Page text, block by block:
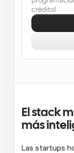
Flujos de
Automatiza
Enlaces de
Reserva
El stack
más
Las startups
crédito!